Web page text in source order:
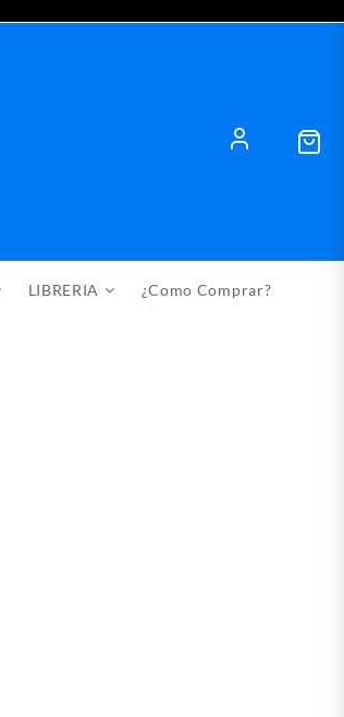
LIBRERIA ¿Como Comprar?